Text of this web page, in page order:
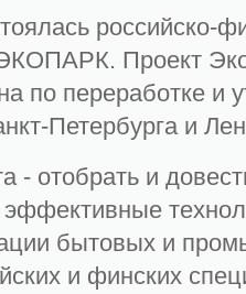
российско-
Проект
по переработке
Петербурга и
- отобрать и
бытовых и
и финских